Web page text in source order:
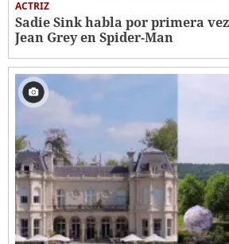
ACTRIZ
Sadie Sink habla por primera
Jean Grey en Spider-Man